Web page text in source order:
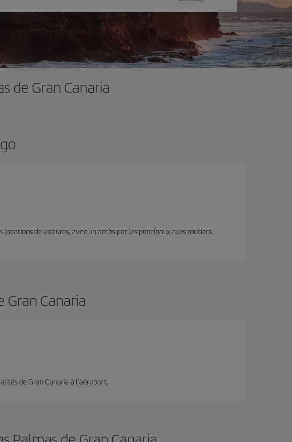
de Gran Canaria
de voitures, avec un accès par les principaux axes routiers.
Gran Canaria
de Gran Canaria à l’aéroport.